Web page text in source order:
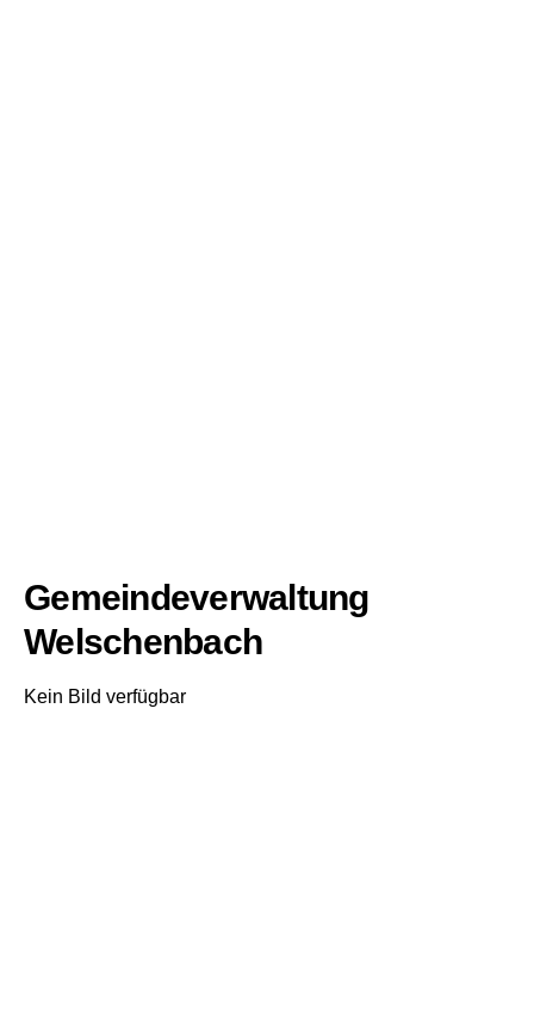
Gemeindeverwaltung
Welschenbach
Kein Bild verfügbar